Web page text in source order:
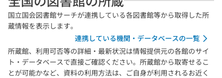
国立国会図書館サーチが連携している各図書館等から取得した所
蔵情報を表示します。
連携している機関・データベースの一覧
所蔵館、利用可否等の詳細・最新状況は情報提供元の各館のサイ
ト・データベースで直接ご確認ください。所蔵館から取寄せるこ
とが可能かなど、資料の利用方法は、ご自身が利用されるお近く